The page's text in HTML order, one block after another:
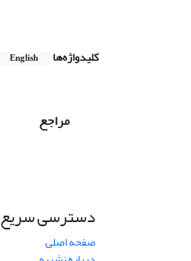
کلیدواژه‌ها English
مراجع
دسترسی سریع
صفحه اصلی